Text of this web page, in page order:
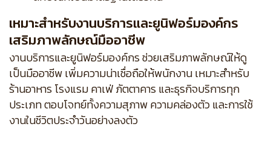
เหมาะสำหรับงานบริการและยูนิฟอร์มองค์กร
เสริมภาพลักษณ์มืออาชีพ
งานบริการและยูนิฟอร์มองค์กร ช่วยเสริมภาพลักษณ์ให้ดู
เป็นมืออาชีพ เพิ่มความน่าเชื่อถือให้พนักงาน เหมาะสำหรับ
ร้านอาหาร โรงแรม คาเฟ่ ภัตตาคาร และธุรกิจบริการทุก
ประเภท ตอบโจทย์ทั้งความสุภาพ ความคล่องตัว และการใช้
งานในชีวิตประจำวันอย่างลงตัว